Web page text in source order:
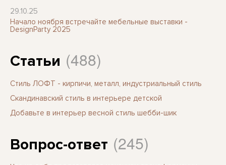
29.10.25
Начало ноября встречайте мебельные выставки -
DesignParty 2025
Статьи (488)
Стиль ЛОФТ - кирпичи, металл, индустриальный стиль
Скандинавский стиль в интерьере детской
Добавьте в интерьер весной стиль шебби-шик
Вопрос-ответ (245)